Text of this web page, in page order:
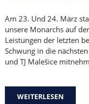
Am 23. Und 24. März
unsere Monarchs auf
Leistungen der letzten
Schwung in die
und TJ Malešice
WEITERLESEN